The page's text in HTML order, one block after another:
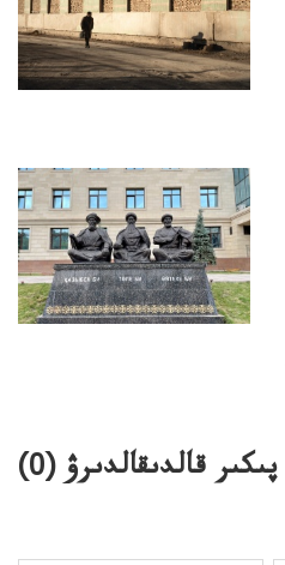
پىكىر قالدىقالدىرۋ (0
)